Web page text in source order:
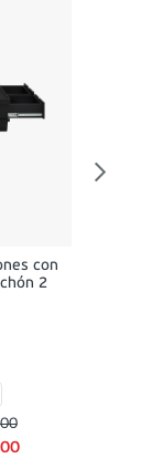
con
2
00
00
Queen